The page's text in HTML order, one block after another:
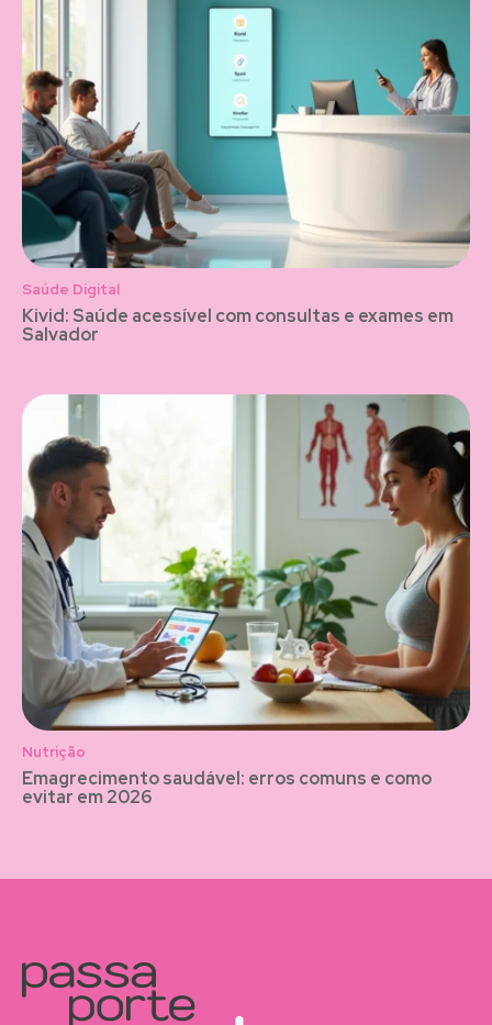
Saúde Digital
Kivid: Saúde acessível com consultas e exames em
Salvador
Nutrição
Emagrecimento saudável: erros comuns e como
evitar em 2026